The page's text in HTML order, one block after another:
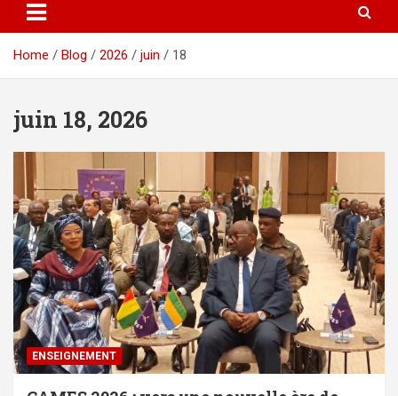
Home Blog 2026 juin 18
juin 18, 2026
ENSEIGNEMENT